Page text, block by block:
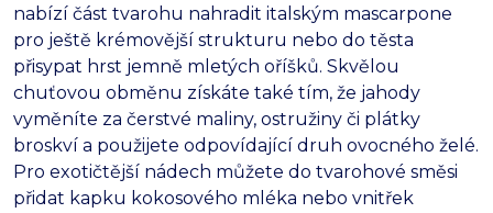
nabízí část tvarohu nahradit italským mascarpone
pro ještě krémovější strukturu nebo do těsta
přisypat hrst jemně mletých oříšků. Skvělou
chuťovou obměnu získáte také tím, že jahody
vyměníte za čerstvé maliny, ostružiny či plátky
broskví a použijete odpovídající druh ovocného želé.
Pro exotičtější nádech můžete do tvarohové směsi
přidat kapku kokosového mléka nebo vnitřek